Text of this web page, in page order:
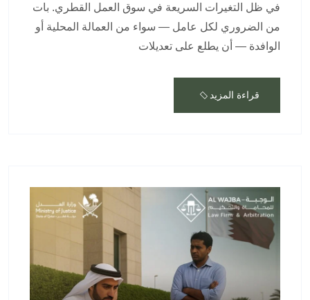
في ظل التغيرات السريعة في سوق العمل القطري. بات
من الضروري لكل عامل — سواء من العمالة المحلية أو
الوافدة — أن يطلع على تعديلات
قراءة المزيد